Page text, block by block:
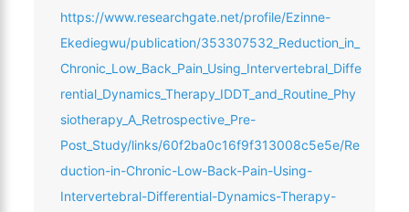
https://www.researchgate.net/profile/Ezinne-
Ekediegwu/publication/353307532_Reduction_in_
Chronic_Low_Back_Pain_Using_Intervertebral_Diffe
rential_Dynamics_Therapy_IDDT_and_Routine_Phy
siotherapy_A_Retrospective_Pre-
Post_Study/links/60f2ba0c16f9f313008c5e5e/Re
duction-in-Chronic-Low-Back-Pain-Using-
Intervertebral-Differential-Dynamics-Therapy-